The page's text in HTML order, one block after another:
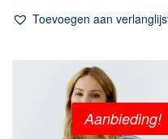
Toevoegen aan
Aanbieding!